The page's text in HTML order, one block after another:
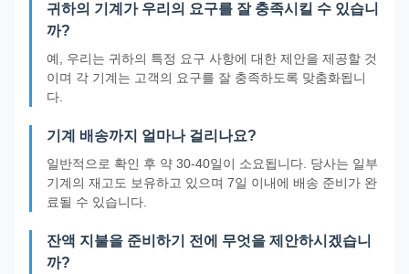
귀하의 기계가 우리의 요구를 잘 충족시킬 수 있습니
까?
예, 우리는 귀하의 특정 요구 사항에 대한 제안을 제공할 것
이며 각 기계는 고객의 요구를 잘 충족하도록 맞춤화됩니
다.
기계 배송까지 얼마나 걸리나요?
일반적으로 확인 후 약 30-40일이 소요됩니다. 당사는 일부
기계의 재고도 보유하고 있으며 7일 이내에 배송 준비가 완
료될 수 있습니다.
잔액 지불을 준비하기 전에 무엇을 제안하시겠습니
까?